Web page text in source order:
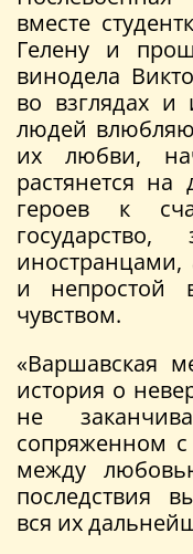
вместе
Гелену и
винодела
во взглядах и
людей
их любви,
растянется на
героев к
и непростой
чувством.
«Варшавская
история о
не
сопряженном
между
последствия
вся их